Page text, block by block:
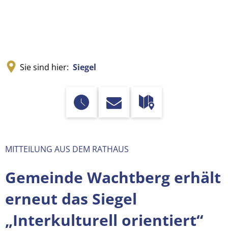
Sie sind hier: Siegel
MITTEILUNG AUS DEM RATHAUS
Gemeinde Wachtberg erhält
erneut das Siegel
„Interkulturell orientiert“